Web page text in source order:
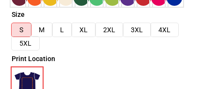
Size
S
M L XL 2XL 3XL
4XL
5XL
Print Location